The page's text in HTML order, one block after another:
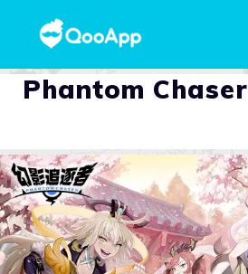
Phantom Chaser